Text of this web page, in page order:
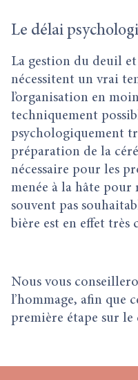
Le délai
La gestion du deuil et
nécessitent un vrai
l’organisation en
techniquement
psychologiquement
préparation de la
nécessaire pour les
menée à la hâte pour
souvent pas
bière est en effet
Nous vous
l’hommage, afin que
première étape sur